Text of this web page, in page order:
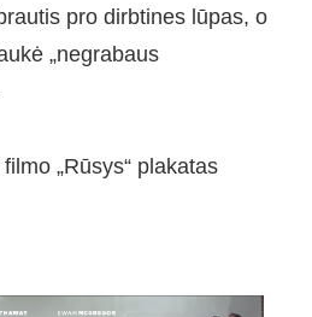
pro dirbtines lūpas, o
„negrabaus
„Rūsys“ plakatas